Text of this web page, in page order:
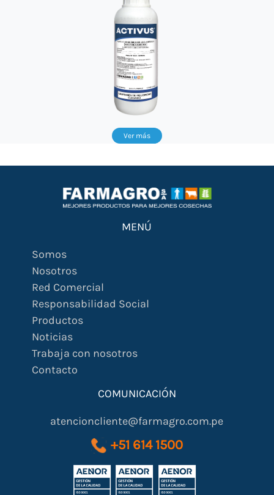
Ver más
MENÚ
Somos
Nosotros
Red Comercial
Responsabilidad Social
Productos
Noticias
Trabaja con nosotros
Contacto
COMUNICACIÓN
atencioncliente@farmagro.com.pe
+51 614 1500